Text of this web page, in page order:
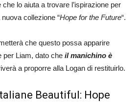
che lo aiuta a trovare l’ispirazione per
collezione “Hope for the Future“.
che questo possa apparire
per Liam, dato che il manichino è
a proporre alla Logan di restituirlo.
Beautiful: Hope